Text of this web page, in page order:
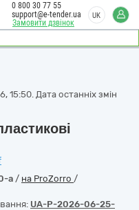
Замовити дзвінок
0 800 30 77 55
support@e-tender.ua
UK
Дата останніх змін
a / на ProZorro /
UA-P-2026-06-25-